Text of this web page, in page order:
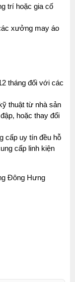
trí hoặc gia cố
xưởng may áo
tháng đối với các
thuật từ nhà sản
hoặc thay đổi
cấp uy tín đều hỗ
cấp linh kiện
Đông Hưng
Máy Chạy Pin Hay
Chi Tiết 2025
Mua)